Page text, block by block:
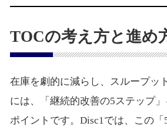
TOCの考え方と進め
在庫を劇的に減らし、スループッ
には、「継続的改善の5ステップ
ポイントです。Disc1では、この